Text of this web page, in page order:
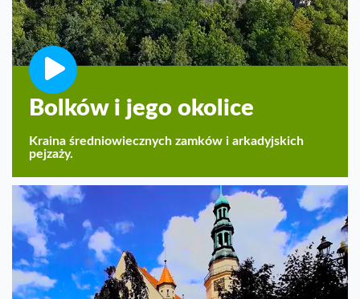
Bolków i jego okolice
Kraina średniowiecznych zamków i arkadyjskich
pejzaży.